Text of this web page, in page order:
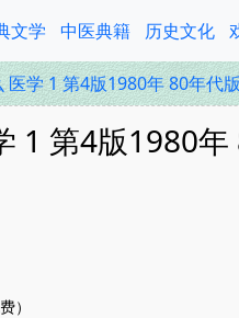
文学 中医典籍 历史文化
医学 1 第4版1980年 80年代
1 第4版1980年
）